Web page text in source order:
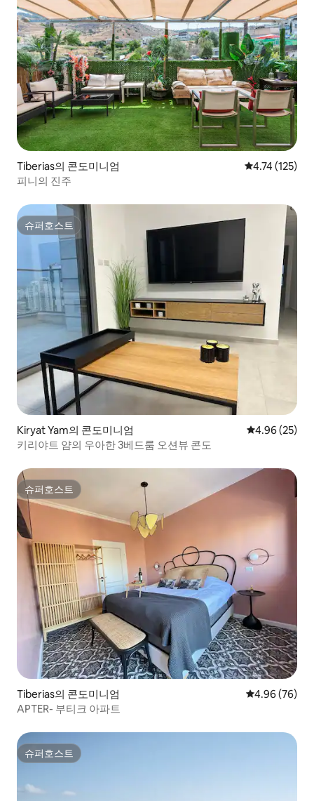
Tiberias의 콘도미니엄 평점 4.74점(5
4.74 (125)
피니의 진주
슈퍼호스트
슈퍼호스트
Kiryat Yam의 콘도미니엄 평점 4.96점(5
4.96 (25)
키리야트 얌의 우아한 3베드룸 오션뷰 콘도
슈퍼호스트
슈퍼호스트
Tiberias의 콘도미니엄 평점 4.96점(5
4.96 (76)
APTER- 부티크 아파트
슈퍼호스트
슈퍼호스트